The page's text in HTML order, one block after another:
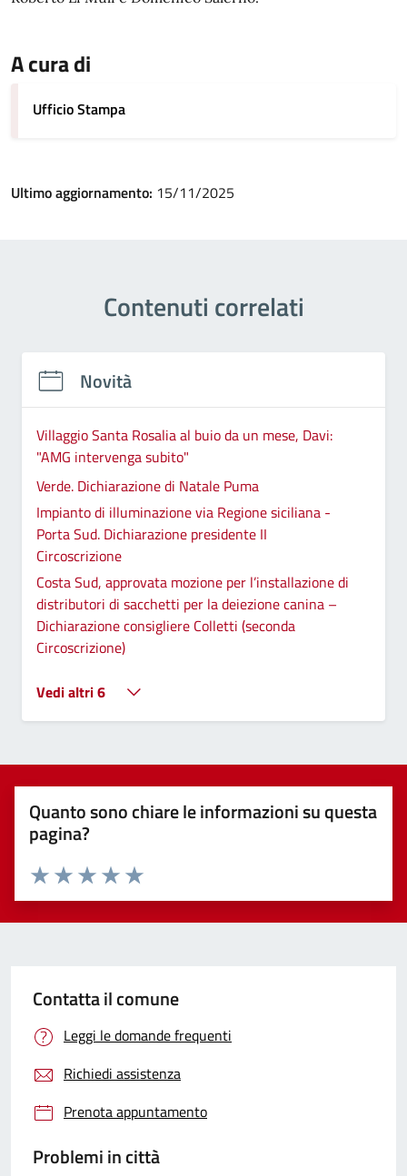
A cura di
Ufficio Stampa
Ultimo aggiornamento: 15/11/2025
Contenuti correlati
Novità
Villaggio Santa Rosalia al buio da un mese, Davi:
"AMG intervenga subito"
Verde. Dichiarazione di Natale Puma
Impianto di illuminazione via Regione siciliana -
Porta Sud. Dichiarazione presidente II
Circoscrizione
Costa Sud, approvata mozione per l’installazione di
distributori di sacchetti per la deiezione canina –
Dichiarazione consigliere Colletti (seconda
Circoscrizione)
Vedi altri 6
Quanto sono chiare le informazioni su questa
pagina?
Valuta 5 stelle su 5
Valuta 4 stelle su 5
Valuta 3 stelle su 5
Valuta 2 stelle su 5
Valuta 1 stelle su 5
Contatta il comune
Leggi le domande frequenti
Richiedi assistenza
Prenota appuntamento
Problemi in città